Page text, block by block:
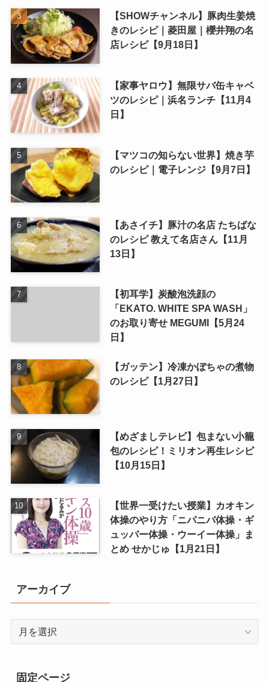
【SHOWチャンネル】豚肉生姜焼
きのレシピ｜菱田屋｜櫻井翔の名
店レシピ【9月18日】
【家事ヤロウ】無限サバ缶キャベ
ツのレシピ｜浜名ランチ【11月4
日】
【マツコの知らない世界】焼き芋
のレシピ｜電子レンジ【9月7日】
【あさイチ】豚汁の名店 たちばな
のレシピ 教えて名店さん【11月
13日】
【初耳学】炭酸泡洗顔の
「EKATO. WHITE SPA WASH」
のお取り寄せ MEGUMI【5月24
日】
【ガッテン】冷凍かぼちゃの煮物
のレシピ【1月27日】
【めざましテレビ】包まない小籠
包のレシピ！ミリオン再生レシピ
【10月15日】
【世界一受けたい授業】カオキン
体操のやり方「ニパニパ体操・ギ
ュッパー体操・ウーイー体操」ま
とめ せかじゅ【1月21日】
アーカイブ
イ
固定ページ